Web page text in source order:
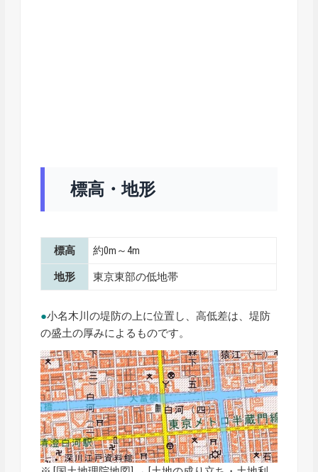
標高・地形
標高 約0m～4m
地形 東京東部の低地帯
●小名木川の堤防の上に位置し、高低差は、堤防
の盛土の厚みによるものです。